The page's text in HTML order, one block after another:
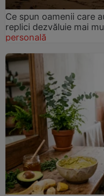
Ce spun oamenii care
replici dezvăluie mai
personală